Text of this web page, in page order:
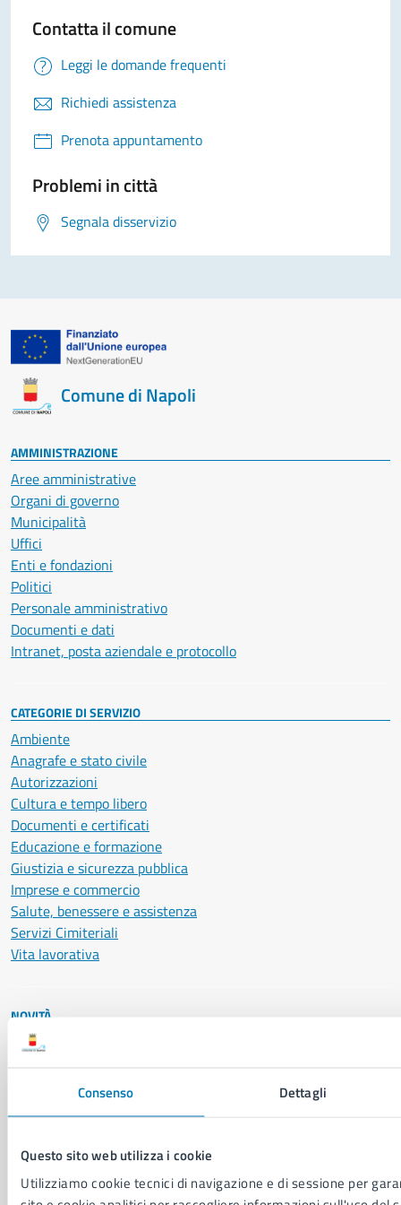
Consenso Dettagli
Questo sito web utilizza i cookie
Utilizziamo cookie tecnici di navigazione e di sessione per
Contatta il comune
Leggi le domande frequenti
Richiedi assistenza
Prenota appuntamento
Problemi in città
Segnala disservizio
Comune di Napoli
AMMINISTRAZIONE
Aree amministrative
Organi di governo
Municipalità
Uffici
Enti e fondazioni
Politici
Personale amministrativo
Documenti e dati
Intranet, posta aziendale e protocollo
CATEGORIE DI SERVIZIO
Ambiente
Anagrafe e stato civile
Autorizzazioni
Cultura e tempo libero
Documenti e certificati
Educazione e formazione
Giustizia e sicurezza pubblica
Imprese e commercio
Salute, benessere e assistenza
Servizi Cimiteriali
Vita lavorativa
NOVITÀ
Notizie
Comunicati
VIVERE IL COMUNE